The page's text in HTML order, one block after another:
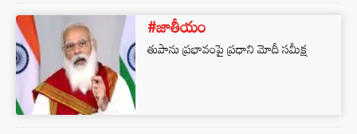
#జాతీయం
తుపాను ప్రభావంపై ప్రధాని మోదీ సమీక్ష